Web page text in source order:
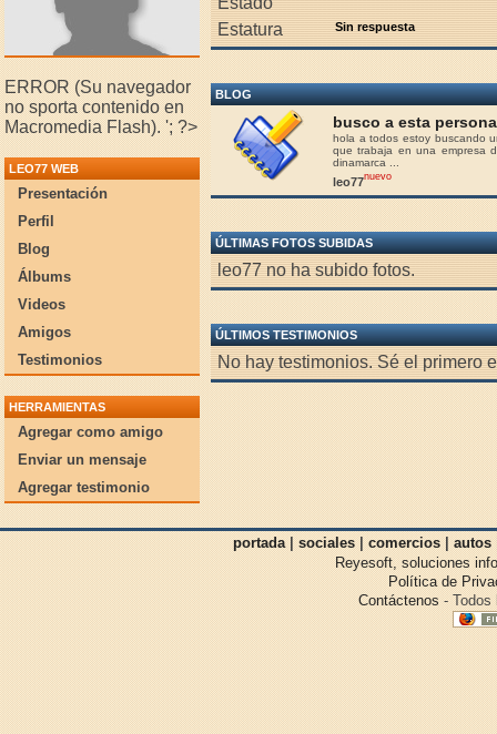
ERROR (Su navegador
no sporta contenido en
Macromedia Flash). '; ?>
LEO77 WEB
Presentación
Perfil
Blog
Álbums
Videos
Amigos
Testimonios
HERRAMIENTAS
Agregar como amigo
Enviar un mensaje
Agregar testimonio
Estatura
Sin respuesta
BLOG
busco a esta
hola a todos estoy buscando
que trabaja en una empresa
dinamarca ...
leo77nuevo
ÚLTIMAS FOTOS SUBIDAS
leo77 no ha subido fotos.
ÚLTIMOS TESTIMONIOS
No hay testimonios. Sé el primero
portada | sociales | comercios | autos
Reyesoft, soluciones
Política de
Contáctenos - Todos